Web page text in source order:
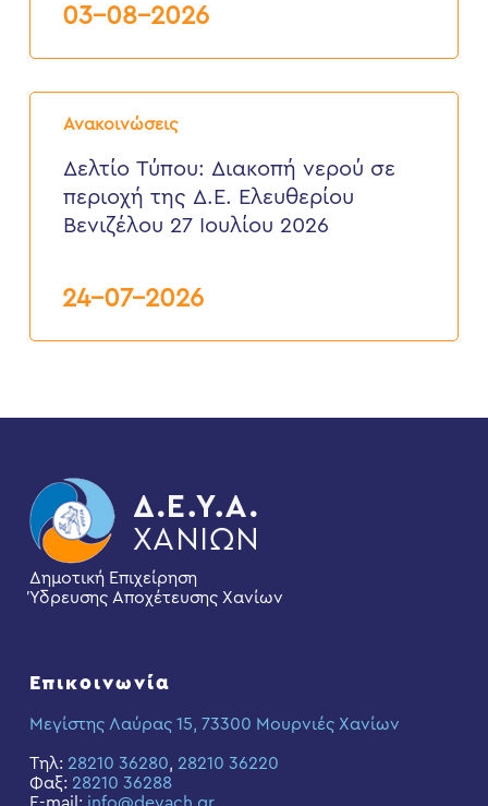
Σούδας,
έως
2026
03-08-2026
Ανακοινώσεις
Δελτίο
Τύπου:
νερού
περιοχή
2026
Δελτίο Τύπου: Διακοπή νερού σε
περιοχή της Δ.Ε. Ελευθερίου
Βενιζέλου 27 Ιουλίου 2026
24-07-2026
Δημοτική Επιχείρηση
Ύδρευσης Αποχέτευσης Χανίων
Επικοινωνία
Μεγίστης Λαύρας 15, 73300 Μουρνιές Χανίων
Τηλ: 28210 36280, 28210 36220
Φαξ: 28210 36288